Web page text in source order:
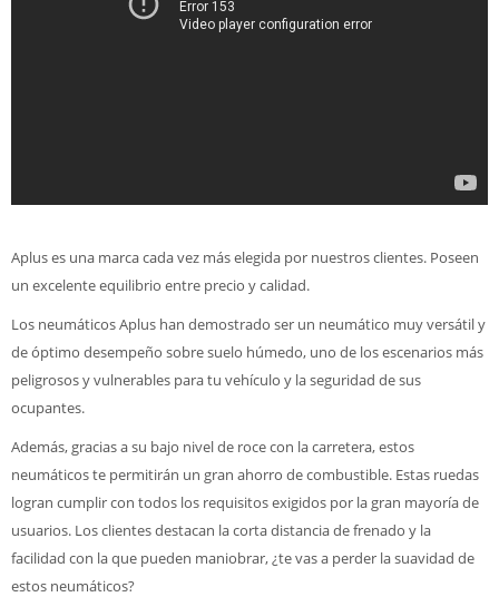
Aplus es una marca cada vez más elegida por nuestros clientes. Poseen
un excelente equilibrio entre precio y calidad.
Los neumáticos Aplus han demostrado ser un neumático muy versátil y
de óptimo desempeño sobre suelo húmedo, uno de los escenarios más
peligrosos y vulnerables para tu vehículo y la seguridad de sus
ocupantes.
Además, gracias a su bajo nivel de roce con la carretera, estos
neumáticos te permitirán un gran ahorro de combustible. Estas ruedas
logran cumplir con todos los requisitos exigidos por la gran mayoría de
usuarios. Los clientes destacan la corta distancia de frenado y la
facilidad con la que pueden maniobrar, ¿te vas a perder la suavidad de
estos neumáticos?